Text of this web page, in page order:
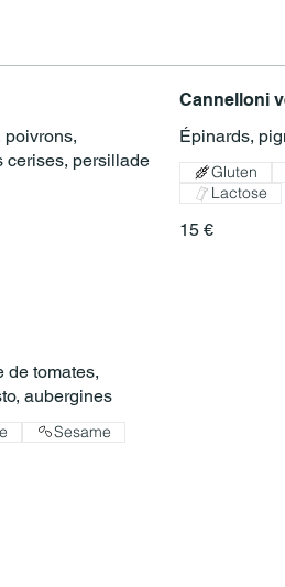
poivrons,
cerises, persillade
Cannelloni
Épinards,
15 €
Gluten
Lactose
de tomates,
aubergines
Sesame